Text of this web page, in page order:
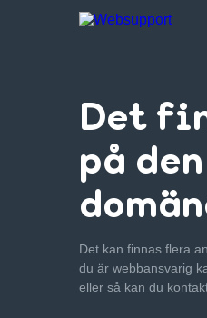
Det
på
Det kan finnas flera
du är webbansvarig
eller så kan du